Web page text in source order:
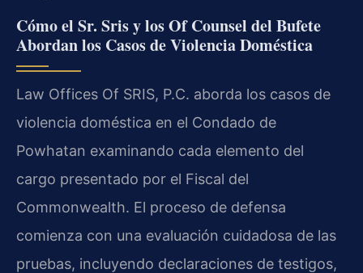
Cómo el Sr. Sris y los Of Counsel del Bufete
Abordan los Casos de Violencia Doméstica
Law Offices Of SRIS, P.C. aborda los casos de
violencia doméstica en el Condado de
Powhatan examinando cada elemento del
cargo presentado por el Fiscal del
Commonwealth. El proceso de defensa
comienza con una evaluación cuidadosa de las
pruebas, incluyendo declaraciones de testigos,